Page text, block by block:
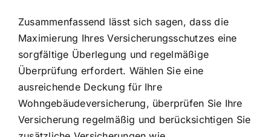
Zusammenfassend lässt sich sagen, dass die
Maximierung Ihres Versicherungsschutzes eine
sorgfältige Überlegung und regelmäßige
Überprüfung erfordert. Wählen Sie eine
ausreichende Deckung für Ihre
Wohngebäudeversicherung, überprüfen Sie Ihre
Versicherung regelmäßig und berücksichtigen Sie